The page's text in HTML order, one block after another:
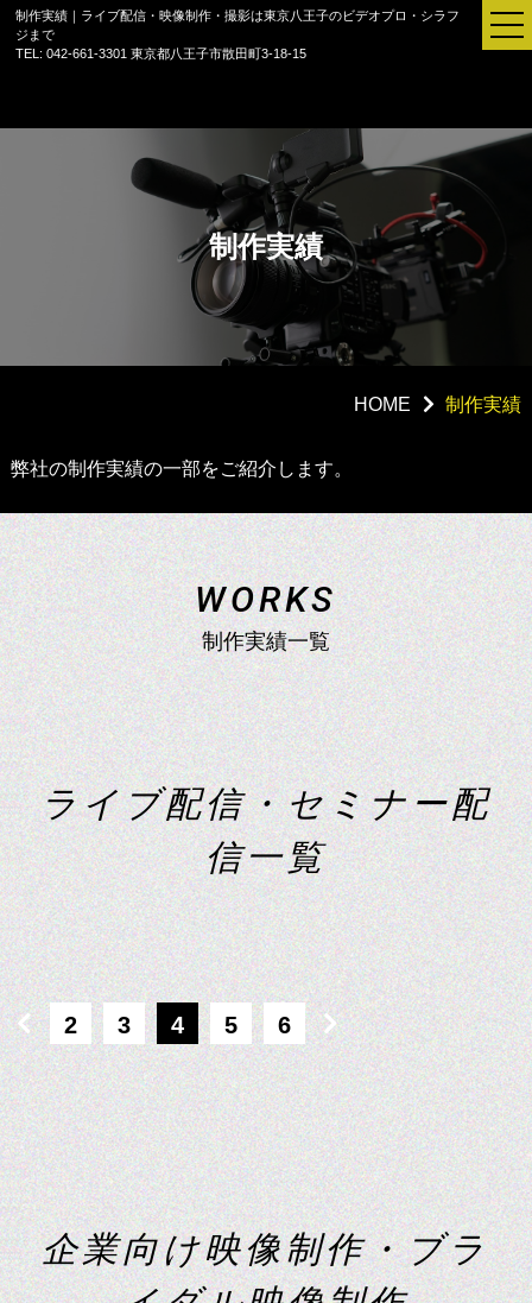
制作実績｜ライブ配信・映像制作・撮影は東京八王子のビデオプロ・シラフ
ジまで
TEL: 042-661-3301 東京都八王子市散田町3-18-15
ご法要配信
コンサート配信
企業配信
学校行事配信
制作実績
HOME 制作実績
弊社の制作実績の一部をご紹介します。
WORKS
制作実績一覧
ライブ配信・セミナー配
信一覧
2 3 4 5 6
企業向け映像制作・ブラ